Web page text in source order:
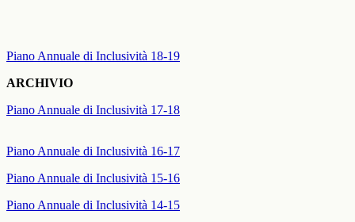
Piano Annuale di Inclusività 18-19
ARCHIVIO
Piano Annuale di Inclusività 17-18
Piano Annuale di Inclusività 16-17
Piano Annuale di Inclusività 15-16
Piano Annuale di Inclusività 14-15